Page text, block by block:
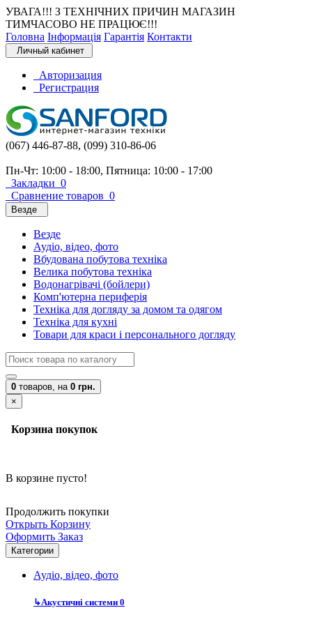
УВАГА!!! З ТЕХНІЧНИХ ПРИЧИН МАГАЗИН
ТИМЧАСОВО НЕ ПРАЦЮЄ!!!
Головна Інформація Гарантія Контакти
Личный кабинет
Авторизация
Регистрация
(067) 446-87-88, (099) 310-86-06
Пн-Чт: 10:00 - 18:00, Пятница: 10:00 - 17:00
Закладки 0
Сравнение товаров 0
Везде
Везде
Аудіо, відео, фото
Вбудована побутова техніка
Велика побутова техніка
Водонагрівачі (бойлери)
Комп'ютерна периферія
Техніка для догляду за домом та одягом
Техніка для кухні
Товари для краси і персонального догляду
0 товаров, на 0 грн.
×
Корзина покупок
В корзине пусто!
Продолжить покупки
Открыть Корзину
Оформить Заказ
Категории
Аудіо, відео, фото
↳Акустичні системи 0